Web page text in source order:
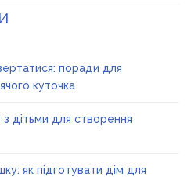
поради для
куточка
дітьми для створення
як підготувати дім для